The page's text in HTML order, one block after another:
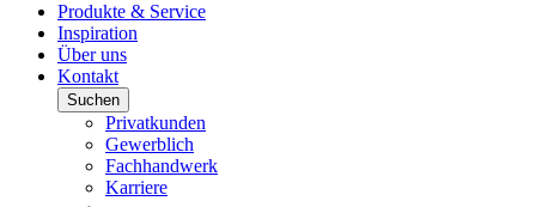
Produkte & Service
Inspiration
Über uns
Kontakt
Suchen
Privatkunden
Gewerblich
Fachhandwerk
Karriere